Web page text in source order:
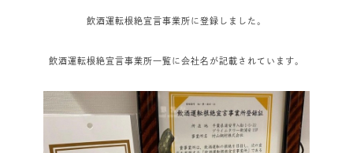
飲酒運転根絶宣言事業所に登録しました。
飲酒運転根絶宣言事業所一覧に会社名が記載されています。